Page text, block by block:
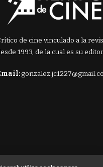
de cine vinculado a la
1993, de la cual es su